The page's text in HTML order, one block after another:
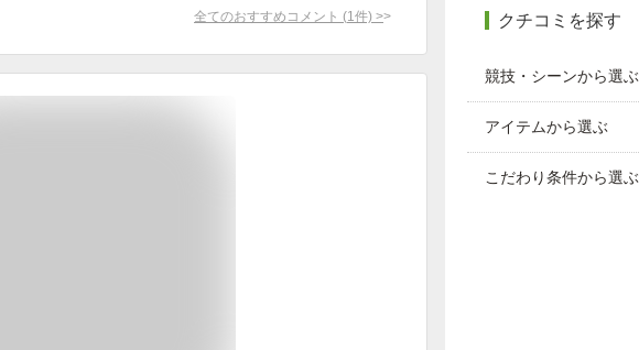
全てのおすすめコメント (1 件) > クチコミを探す
競技・シーンから選ぶ
アイテムから選ぶ
こだわり条件から選ぶ